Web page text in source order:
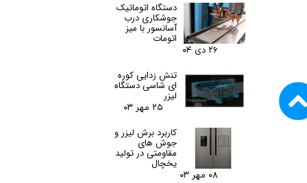
دستگاه اتوماتیک
جوشکاری درب
آسانسور با میز
اتومات
۲۶ دی ۰۴
تنش زدایی کوره
ای شاسی دستگاه
لیزر
۲۵ مهر ۰۳
کاربرد برش لیزر و
جوش های
مقاومتی در تولید
یخچال
۰۸ مهر ۰۳